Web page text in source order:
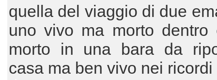
quella del viaggio di due
uno vivo ma morto dentro
morto in una bara da
casa ma ben vivo nei